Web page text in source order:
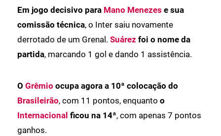
Em jogo decisivo para Mano Menezes e sua
comissão técnica, o Inter saiu novamente
derrotado de um Grenal. Suárez foi o nome da
partida, marcando 1 gol e dando 1 assistência.
O Grêmio ocupa agora a 10ª colocação do
Brasileirão, com 11 pontos, enquanto o
Internacional ficou na 14ª, com apenas 7 pontos
ganhos.